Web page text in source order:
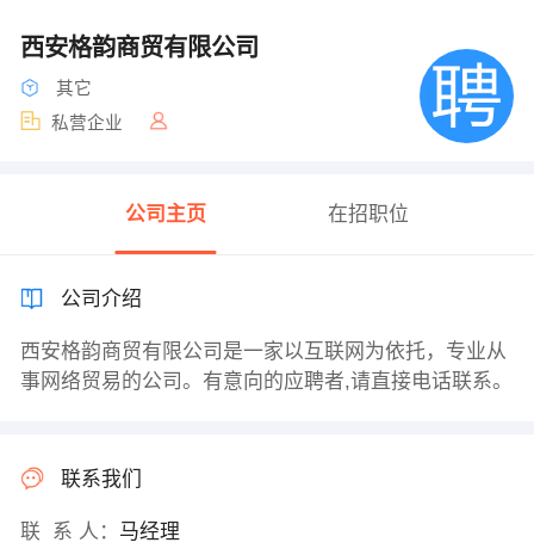
西安格韵商贸有限公司
其它
私营企业
公司主页 在招职位
公司介绍
西安格韵商贸有限公司是一家以互联网为依托，专业从
事网络贸易的公司。有意向的应聘者,请直接电话联系。
联系我们
联 系 人： 马经理